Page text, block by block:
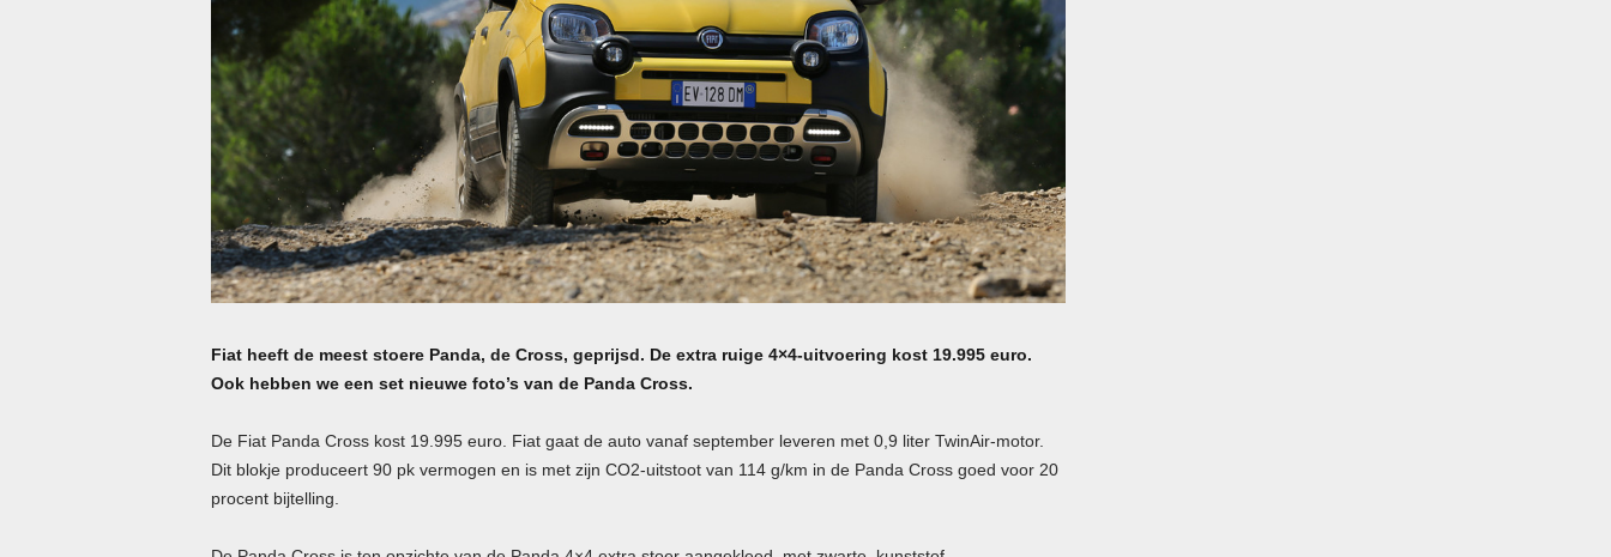
Fiat heeft de meest stoere Panda, de Cross, geprijsd. De extra ruige 4×4-uitvoering kost 19.995 euro.
Ook hebben we een set nieuwe foto’s van de Panda Cross.
De Fiat Panda Cross kost 19.995 euro. Fiat gaat de auto vanaf september leveren met 0,9 liter TwinAir-motor.
Dit blokje produceert 90 pk vermogen en is met zijn CO2-uitstoot van 114 g/km in de Panda Cross goed voor 20
procent bijtelling.